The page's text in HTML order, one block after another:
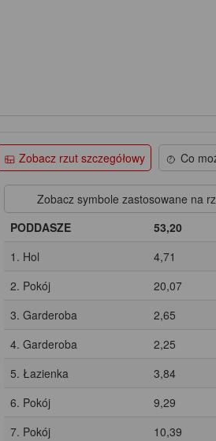
Zobacz rzut szczegółowy Co
Zobacz symbole zastosowane na
PODDASZE
53,20
1. Hol
4,71
2. Pokój
20,07
3. Garderoba
2,65
4. Garderoba
2,25
5. Łazienka
3,84
6. Pokój
9,29
7. Pokój
10,39